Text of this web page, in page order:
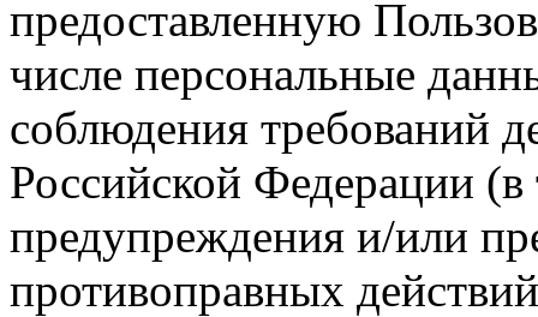
предоставленную
числе персональные
соблюдения требований
Российской Федерации (в
предупреждения и/или
противоправных